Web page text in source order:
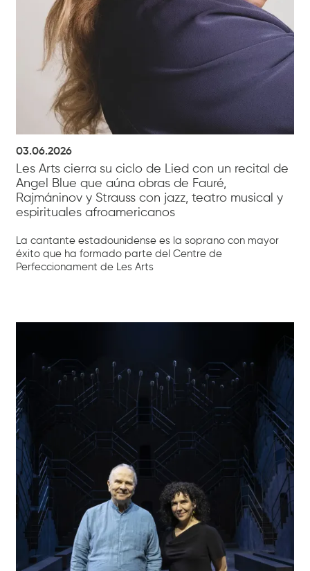
03.06.2026
Les Arts cierra su ciclo de Lied con un recital de
Angel Blue que aúna obras de Fauré,
Rajmáninov y Strauss con jazz, teatro musical y
espirituales afroamericanos
La cantante estadounidense es la soprano con mayor
éxito que ha formado parte del Centre de
Perfeccionament de Les Arts